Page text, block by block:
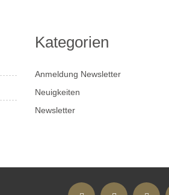
Kategorien
Anmeldung Newsletter
Neuigkeiten
Newsletter